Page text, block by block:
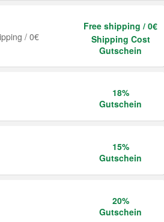
/ 0€
Free shipping / 0€
Shipping Cost
Gutschein
18%
Gutschein
15%
Gutschein
20%
Gutschein